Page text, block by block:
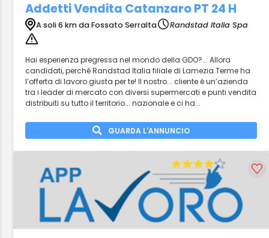
Addetti Vendita Catanzaro PT 24 H
A soli 6 km da Fossato Serralta Randstad Italia Spa
Hai esperienza pregressa nel mondo della GDO?... Allora
candidati, perché Randstad Italia filiale di Lamezia Terme ha
l’offerta di lavoro giusta per te! Il nostro... cliente è un’azienda
tra i leader di mercato con diversi supermercati e punti vendita
distribuiti su tutto il territorio... nazionale e ci ha...
GUARDA L'ANNUNCIO